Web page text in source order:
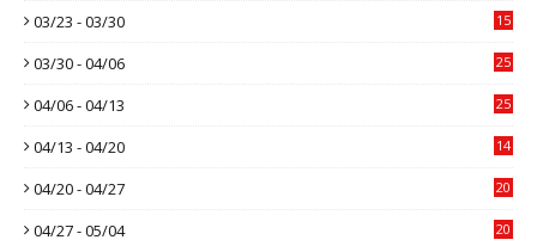
03/23 - 03/30 15
03/30 - 04/06 25
04/06 - 04/13 25
04/13 - 04/20 14
04/20 - 04/27 20
04/27 - 05/04 20